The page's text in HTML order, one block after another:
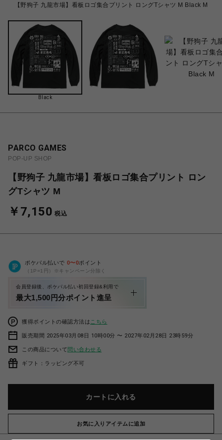
【野狗子 九龍市場】看板ロゴ集合プリント ロングTシャツ M Black M
Black
PARCO GAMES
POP-UP SHOP
【野狗子 九龍市場】看板ロゴ集合プリント ロン
グTシャツ M
￥7,150 税込
ポケパル払いで 0〜0ポイント
（1P=1円）※キャンペーン分除く
会員登録後、ポケパル払い初回登録&利用で
最大1,500円分ポイント進呈
獲得ポイントの確認方法は こちら
販売期間 2025年03月08日 10時00分 〜 2027年02月28日 23時59分
この商品について問い合わせる
ギフト：ラッピング不可
カートに入れる
お気に入りアイテムに追加